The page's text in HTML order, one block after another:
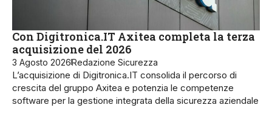
Con Digitronica.IT Axitea completa la terza
acquisizione del 2026
3 Agosto 2026Redazione Sicurezza
L’acquisizione di Digitronica.IT consolida il percorso di
crescita del gruppo Axitea e potenzia le competenze
software per la gestione integrata della sicurezza aziendale